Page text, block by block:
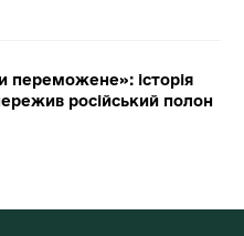
переможене»: історія
російський полон